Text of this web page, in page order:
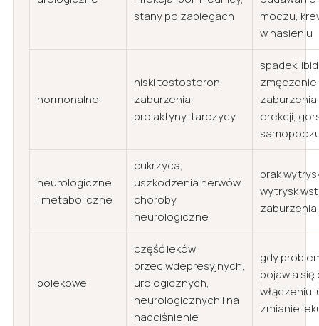
stany po zabiegach
moczu,
w nasieniu
hormonalne
niski testosteron,
zaburzenia
prolaktyny, tarczycy
spadek
zmęczenie,
zaburzenia
erekcji,
neurologiczne
i metaboliczne
cukrzyca,
uszkodzenia nerwów,
choroby
neurologiczne
brak
wytrysk
polekowe
część leków
przeciwdepresyjnych,
urologicznych,
neurologicznych i na
nadciśnienie
gdy
pojawia się
włączeniu
zmianie